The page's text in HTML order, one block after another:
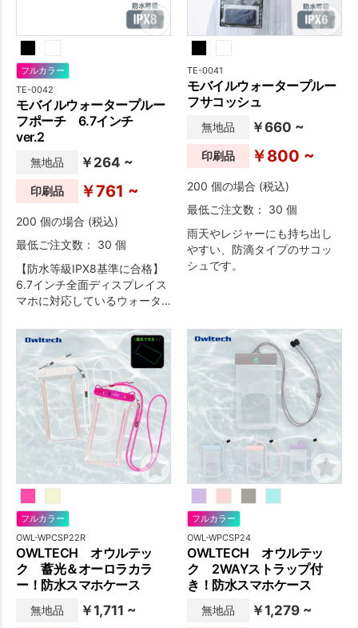
フルカラー
TE-0042
モバイルウォータープルー
フポーチ 6.7インチ
ver.2
無地品 ￥264 ~
印刷品 ￥761 ~
200 個の場合 (税込)
最低ご注文数： 30 個
【防水等級IPX8基準に合格】
6.7インチ全面ディスプレイス
マホに対応しているウォータ
TE-0041
モバイルウォータープルー
フサコッシュ
無地品 ￥660 ~
印刷品 ￥800 ~
200 個の場合 (税込)
最低ご注文数： 30 個
雨天やレジャーにも持ち出し
やすい、防滴タイプのサコッ
シュです。
フルカラー
OWL-WPCSP22R
OWLTECH オウルテッ
ク 蓄光＆オーロラカラ
ー！防水スマホケース
無地品 ￥1,711 ~
フルカラー
OWL-WPCSP24
OWLTECH オウルテッ
ク 2WAYストラップ付
き！防水スマホケース
無地品 ￥1,279 ~